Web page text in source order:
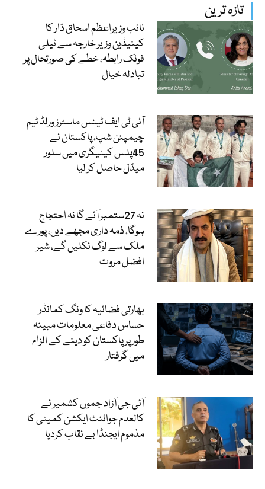
تازہ ترین
نائب وزیراعظم اسحاق ڈار کا
کینیڈین وزیر خارجہ سے ٹیلی
فونک رابطہ، خطے کی صورتحال پر
تبادلہ خیال
آئی ٹی ایف ٹینس ماسٹرز ورلڈ ٹیم
چیمپئن شپ، پاکستان نے
45پلس کیٹیگری میں سلور
میڈل حاصل کر لیا
نہ 27ستمبر آئے گا نہ احتجاج
ہوگا، ذمہ داری مجھے دیں، پورے
ملک سے لوگ نکلیں گے، شیر
افضل مروت
بھارتی فضائیہ کا ونگ کمانڈر
حساس دفاعی معلومات مبینہ
طور پر پاکستان کو دینے کے الزام
میں گرفتار
آئی جی آزاد جموں کشمیر نے
کالعدم جوائنٹ ایکشن کمیٹی کا
مذموم ایجنڈا بے نقاب کردیا